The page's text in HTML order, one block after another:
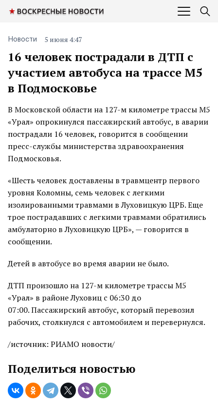
16 человек пострадали в ДТП с
участием автобуса на трассе М5
в Подмосковье
Новости 5 июня 4:47
В Московской области на 127-м километре трассы М5
«Урал» опрокинулся пассажирский автобус, в аварии
пострадали 16 человек, говорится в сообщении
пресс-службы министерства здравоохранения
Подмосковья.
«Шесть человек доставлены в травмцентр первого
уровня Коломны, семь человек с легкими
изолированными травмами в Луховицкую ЦРБ. Еще
трое пострадавших с легкими травмами обратились
амбулаторно в Луховицкую ЦРБ», — говорится в
сообщении.
Детей в автобусе во время аварии не было.
ДТП произошло на 127-м километре трассы М5
«Урал» в районе Луховиц с 06:30 до
07:00. Пассажирский автобус, который перевозил
рабочих, столкнулся с автомобилем и перевернулся.
/источник: РИАМО новости/
Поделиться новостью